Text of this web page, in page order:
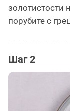
золотистости
порубите с
Шаг 2